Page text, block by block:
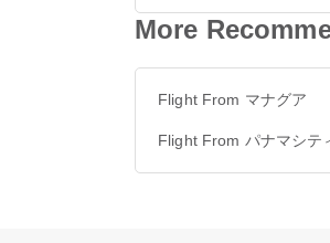
More
Flight From マナグア
Flight From パナマシテ